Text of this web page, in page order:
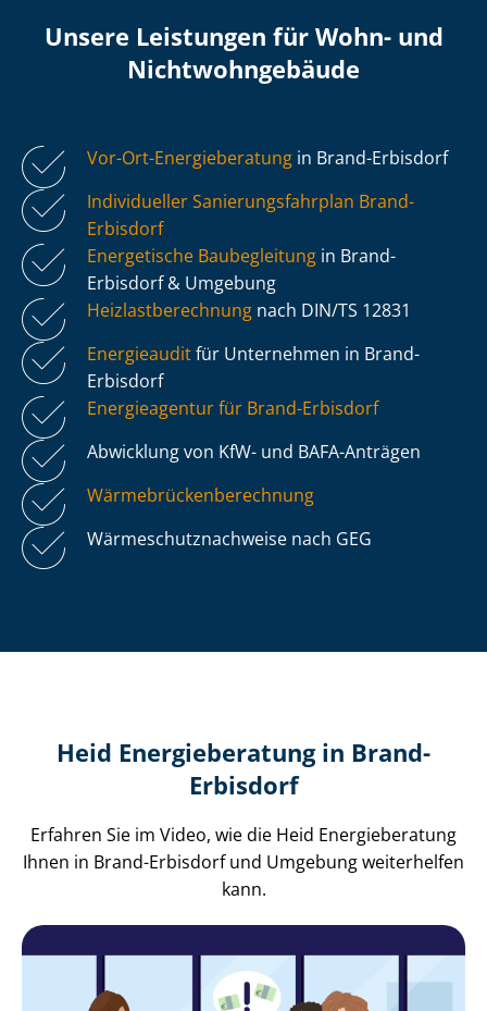
Unsere Leistungen für Wohn- und
Nicht­wohn­ge­bäu­de
Vor-Ort-Energieberatung in Brand-Erbisdorf
Individueller Sa­nie­rungs­fahr­plan Brand-
Erbisdorf
Energetische Baubegleitung in Brand-
Erbisdorf & Umgebung
Heiz­last­be­rech­nung nach DIN/TS 12831
Energieauditfür Unternehmen in Brand-
Erbisdorf
Energieagentur für Brand-Erbisdorf
Abwicklung von KfW- und BAFA-Anträgen
Wär­me­brü­cken­be­rech­nung
Wär­me­schutz­nach­wei­se nach GEG
Heid Energieberatung in Brand-
Erbisdorf
Erfahren Sie im Video, wie die Heid Energieberatung
Ihnen in Brand-Erbisdorf und Umgebung weiterhelfen
kann.